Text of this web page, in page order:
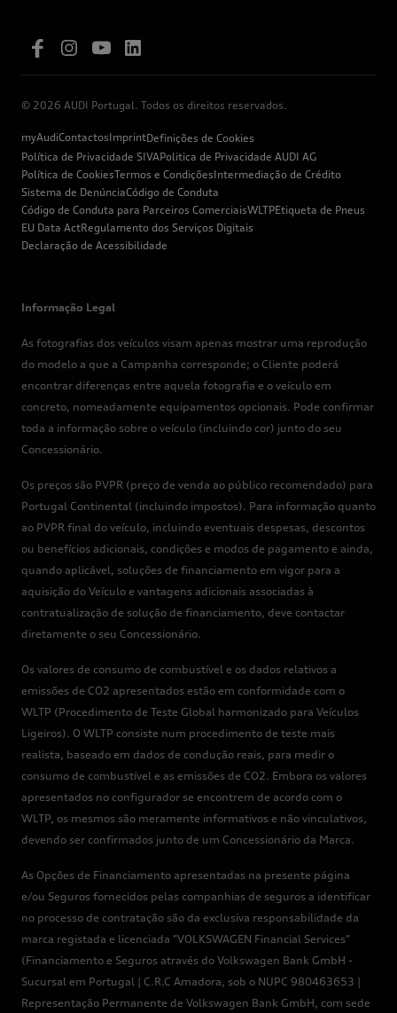
© 2026 AUDI Portugal. Todos os direitos reservados.
myAudiContactosImprintDefinições de Cookies
Política de Privacidade SIVAPolitica de Privacidade AUDI AG
Política de CookiesTermos e CondiçõesIntermediação de Crédito
Sistema de DenúnciaCódigo de Conduta
Código de Conduta para Parceiros ComerciaisWLTPEtiqueta de Pneus
EU Data ActRegulamento dos Serviços Digitais
Declaração de Acessibilidade
Informação Legal
As fotografias dos veículos visam apenas mostrar uma reprodução
do modelo a que a Campanha corresponde; o Cliente poderá
encontrar diferenças entre aquela fotografia e o veículo em
concreto, nomeadamente equipamentos opcionais. Pode confirmar
toda a informação sobre o veículo (incluindo cor) junto do seu
Concessionário.
Os preços são PVPR (preço de venda ao público recomendado) para
Portugal Continental (incluindo impostos). Para informação quanto
ao PVPR final do veículo, incluindo eventuais despesas, descontos
ou benefícios adicionais, condições e modos de pagamento e ainda,
quando aplicável, soluções de financiamento em vigor para a
aquisição do Veículo e vantagens adicionais associadas à
contratualização de solução de financiamento, deve contactar
diretamente o seu Concessionário.
Os valores de consumo de combustível e os dados relativos a
emissões de CO2 apresentados estão em conformidade com o
WLTP (Procedimento de Teste Global harmonizado para Veículos
Ligeiros). O WLTP consiste num procedimento de teste mais
realista, baseado em dados de condução reais, para medir o
consumo de combustível e as emissões de CO2. Embora os valores
apresentados no configurador se encontrem de acordo com o
WLTP, os mesmos são meramente informativos e não vinculativos,
devendo ser confirmados junto de um Concessionário da Marca.
As Opções de Financiamento apresentadas na presente página
e/ou Seguros fornecidos pelas companhias de seguros a identificar
no processo de contratação são da exclusiva responsabilidade da
marca registada e licenciada "VOLKSWAGEN Financial Services"
(Financiamento e Seguros através do Volkswagen Bank GmbH -
Sucursal em Portugal | C.R.C Amadora, sob o NUPC 980463653 |
Representação Permanente de Volkswagen Bank GmbH, com sede